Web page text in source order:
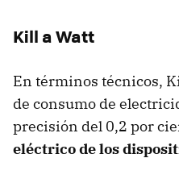
Kill a Watt
En términos técnicos,
de consumo de
precisión del 0,2 por
eléctrico de los